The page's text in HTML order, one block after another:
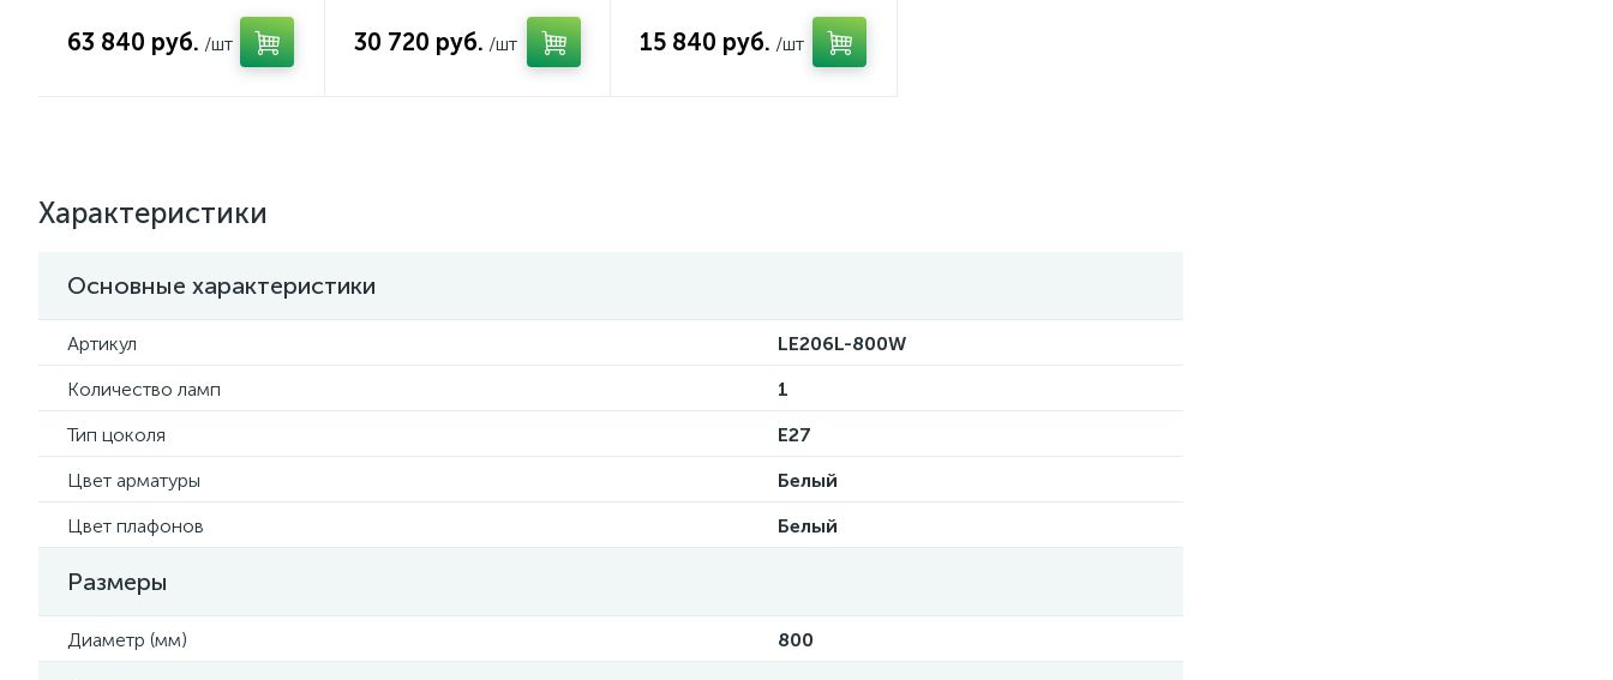
63 840 руб. /шт 30 720 руб. /шт 15 840 руб. /шт
Характеристики
Основные характеристики
Артикул
LE206L-800W
Количество ламп
1
Тип цоколя
E27
Цвет арматуры
Белый
Цвет плафонов
Белый
Размеры
Диаметр (мм) 800